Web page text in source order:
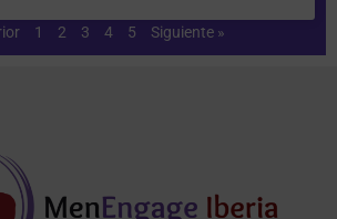
1 2 3 4 5 Siguiente »